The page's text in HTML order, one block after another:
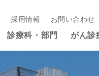
採用情報 お問い合わせ
診療科・部門 がん診